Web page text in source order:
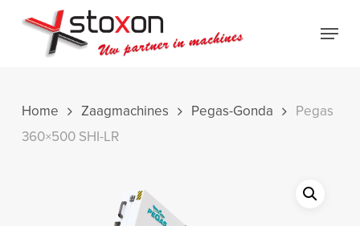
Menu
Home Zaagmachines Pegas-Gonda
Pegas
360×500 SHI-LR